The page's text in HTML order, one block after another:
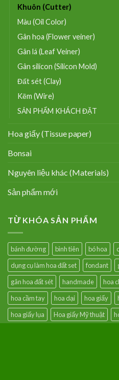
Khuôn (Cutter)
Màu (Oil Color)
Gân hoa (Flower veiner)
Gân lá (Leaf Veiner)
Gân silicon (Silicon Mold)
Đất sét (Clay)
Kẽm (Wire)
SẢN PHẨM KHÁCH ĐẶT
Hoa giấy (Tissue paper)
Bonsai
Nguyên liệu khác (Materials)
Sản phẩm mới
TỪ KHÓA SẢN PHẨM
bánh đường bình tiên bó hoa
dụng cụ làm hoa đất set
fondant
gân hoa đất sét
handmade hoa
hoa cầm tay
hoa dại hoa giấy
hoa giấy lụa
Hoa giấy Mỹ thuật